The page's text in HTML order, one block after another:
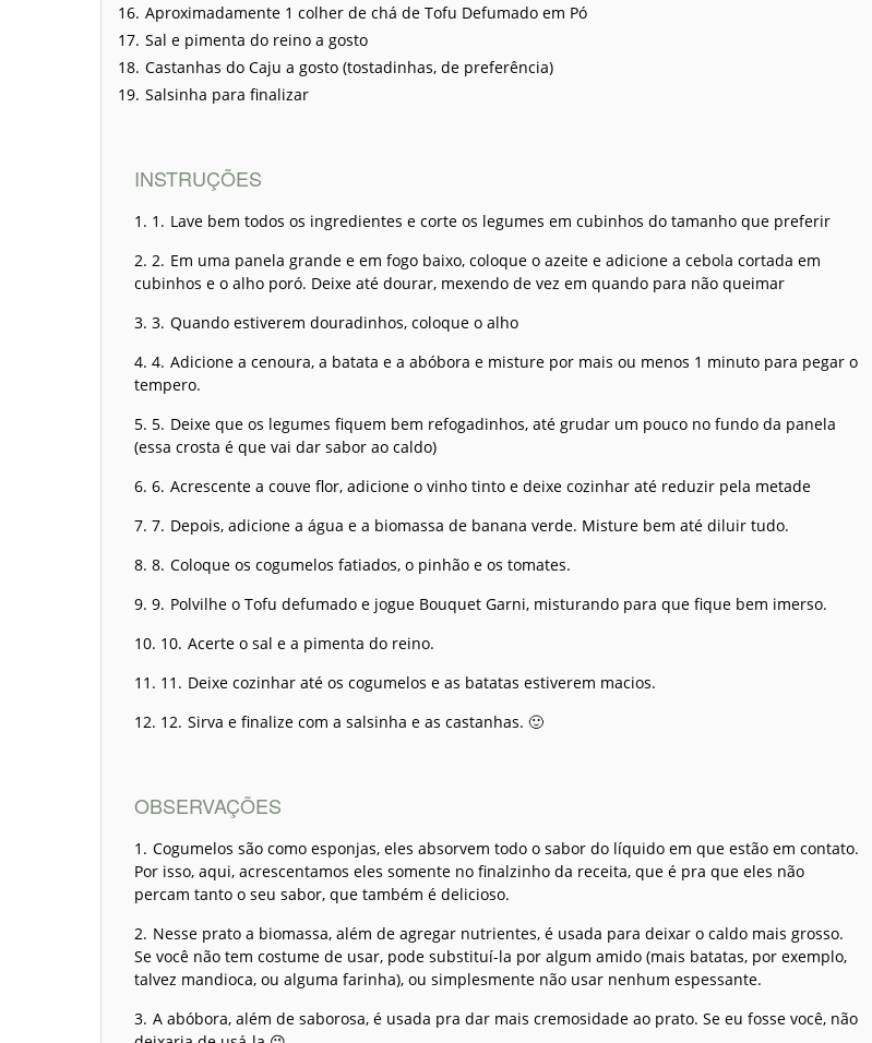
Aproximadamente 1 colher de chá de Tofu Defumado em Pó
Sal e pimenta do reino a gosto
Castanhas do Caju a gosto (tostadinhas, de preferência)
Salsinha para finalizar
INSTRUÇÕES
Lave bem todos os ingredientes e corte os legumes em cubinhos do tamanho que preferir
Em uma panela grande e em fogo baixo, coloque o azeite e adicione a cebola cortada em
cubinhos e o alho poró. Deixe até dourar, mexendo de vez em quando para não queimar
Quando estiverem douradinhos, coloque o alho
Adicione a cenoura, a batata e a abóbora e misture por mais ou menos 1 minuto para pegar o
tempero.
Deixe que os legumes fiquem bem refogadinhos, até grudar um pouco no fundo da panela
(essa crosta é que vai dar sabor ao caldo)
Acrescente a couve flor, adicione o vinho tinto e deixe cozinhar até reduzir pela metade
Depois, adicione a água e a biomassa de banana verde. Misture bem até diluir tudo.
Coloque os cogumelos fatiados, o pinhão e os tomates.
Polvilhe o Tofu defumado e jogue Bouquet Garni, misturando para que fique bem imerso.
Acerte o sal e a pimenta do reino.
Deixe cozinhar até os cogumelos e as batatas estiverem macios.
Sirva e finalize com a salsinha e as castanhas. 🙂
OBSERVAÇÕES
Cogumelos são como esponjas, eles absorvem todo o sabor do líquido em que estão em contato.
Por isso, aqui, acrescentamos eles somente no finalzinho da receita, que é pra que eles não
percam tanto o seu sabor, que também é delicioso.
Nesse prato a biomassa, além de agregar nutrientes, é usada para deixar o caldo mais grosso.
Se você não tem costume de usar, pode substituí-la por algum amido (mais batatas, por exemplo,
talvez mandioca, ou alguma farinha), ou simplesmente não usar nenhum espessante.
A abóbora, além de saborosa, é usada pra dar mais cremosidade ao prato. Se eu fosse você, não